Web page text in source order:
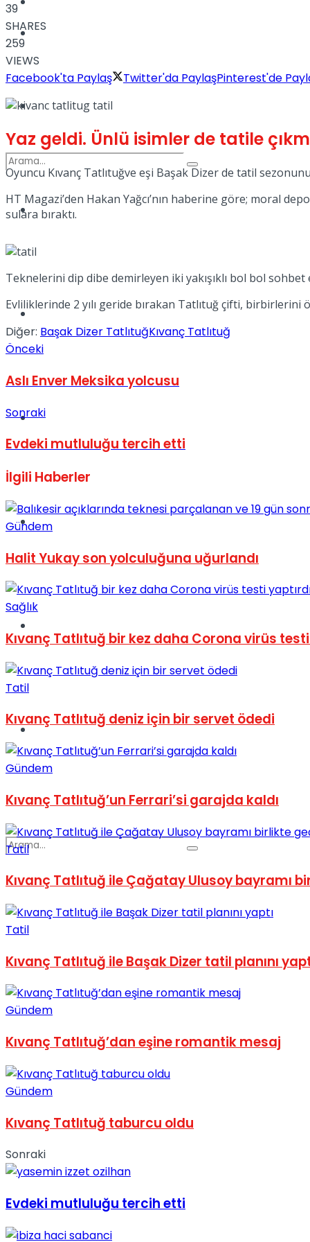
Dünya
Türkiye
Müzik
Sinema
Tatil
Podcast
View All Result
Podcast
No Result
View All Result
39
SHARES
259
VIEWS
Facebook'ta Paylaş
Twitter'da PaylaşPinterest'de
Yaz geldi. Ünlü isimler de tatile
Oyuncu Kıvanç Tatlıtuğve eşi Başak Dizer de tatil
HT Magazi’den Hakan Yağcı’nın haberine göre; moral
sulara bıraktı.
Teknelerini dip dibe demirleyen iki yakışıklı bol bol sohbet
Evliliklerinde 2 yılı geride bırakan Tatlıtuğ çifti, birbirlerini
Diğer: Başak Dizer TatlıtuğKıvanç Tatlıtuğ
Önceki
Aslı Enver Meksika yolcusu
Sonraki
Evdeki mutluluğu tercih etti
İlgili Haberler
Gündem
Halit Yukay son yolculuğuna uğurlandı
Sağlık
Kıvanç Tatlıtuğ bir kez daha Corona virüs testi
Tatil
Kıvanç Tatlıtuğ deniz için bir servet ödedi
Gündem
Kıvanç Tatlıtuğ’un Ferrari’si garajda kaldı
Tatil
Kıvanç Tatlıtuğ ile Çağatay Ulusoy bayramı
Tatil
Kıvanç Tatlıtuğ ile Başak Dizer tatil planını
Gündem
Kıvanç Tatlıtuğ’dan eşine romantik mesaj
Gündem
Kıvanç Tatlıtuğ taburcu oldu
Sonraki
Evdeki mutluluğu tercih etti